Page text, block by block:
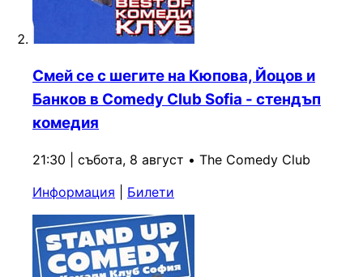
Смей се с шегите на Кюпова, Йоцов и
Банков в Comedy Club Sofia - стендъп
комедия
21:30 | събота, 8 август • The Comedy Club
Информация
Билети